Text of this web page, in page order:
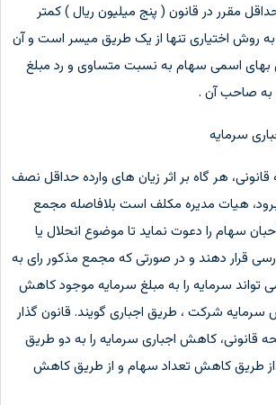
مقرر در قانون ( پنج میلیون ریال ) کمتر
روش اختیاری تنها از یک طریق میسر است و آن
اسمی سهام به نسبت متساوی و رد مبلغ
صاحب آن .
سرمایه
141 لایحه قانونی، هر گاه بر اثر زیان های وارده حداقل نصف
هیات مدیره مکلف است بلافاصله مجمع
سهام را دعوت نماید تا موضوع انحلال یا
قرار دهند و در صورتی که مجمع مذکور رای به
تواند سرمایه را به مبلغ سرمایه موجود کاهش
شرکت ، طریق اجباری گویند. قانون گذار
ماده 189 لایحه قانونی، کاهش اجباری سرمایه را به دو طریق
طریق کاهش تعداد سهام و از طریق کاهش